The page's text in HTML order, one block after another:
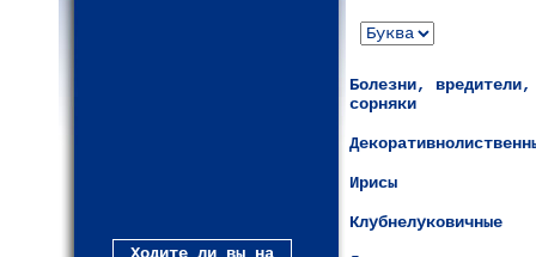
Болезни, вредители,
сорняки
Ирисы
Клубнелуковичные